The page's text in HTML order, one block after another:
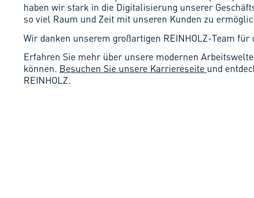
haben wir stark in die Digitalisierung unserer
so viel Raum und Zeit mit unseren Kunden zu
Wir danken unserem großartigen REINHOLZ-Team
Erfahren Sie mehr über unsere modernen
können. Besuchen Sie unsere Karriereseite und
REINHOLZ.